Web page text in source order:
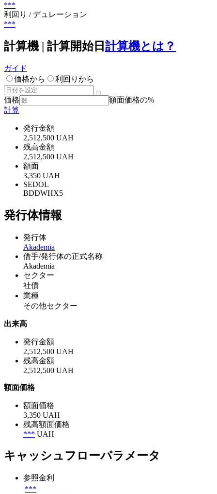
***
利回り / デュレーション
***
計算機 | 計算開始日 計算機とは？
ガイド
価格から
利回りから
価格
額面価格の%
計算
発行金額
2,512,500 UAH
残高金額
2,512,500 UAH
額面
3,350 UAH
SEDOL
BDDWHX5
発行体情報
発行体
Akademia
借手/発行体の正式名称
Akademia
セクター
社債
業種
その他セクター
出来高
発行金額
2,512,500 UAH
残高金額
2,512,500 UAH
額面価格
額面価格
3,350 UAH
残高額面価格
*** UAH
キャッシュフローパラメータ
参照金利
***